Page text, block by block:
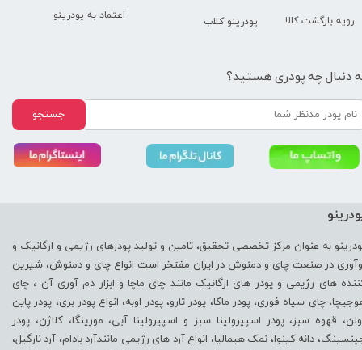
به عنوان مرکز تخصصی تحقیق، تامین و تولید پودرهای رژیمی و ارگانیک و
در صنعت چای و دمنوش در ایران مفتخر است انواع چای و دمنوش، شیرین
های رژیمی و پودر های ارگانیک مانند چای ماچا و ابزار دم آوری آن ، چای
چای سیاه فوری، پودر ماکا، پودر تارو، پودر اوبه، انواع پودر بری، پودر پاین
قهوه سبز، پودر اسپیرولینا سبز و اسپیرولینا آبی، مورینگا، کلاژن، پودر
دانه کینوا، نمک هیمالیا، انواع آرد های رژیمی مانندآرد بادام، آرد نارگیل،
اعتماد به پودرینو پودرینو کلاب رویه بازگشت کالا
دنبال چه پودری هستید؟
جستجو